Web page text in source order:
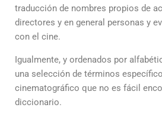
traducción de nombres propios de
directores y en general personas y
con el cine.
Igualmente, y ordenados por
una selección de términos
cinematográfico que no es fácil
diccionario.